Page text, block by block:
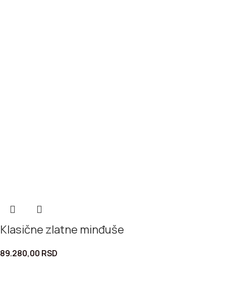
Klasične zlatne minđuše
89.280,00 RSD